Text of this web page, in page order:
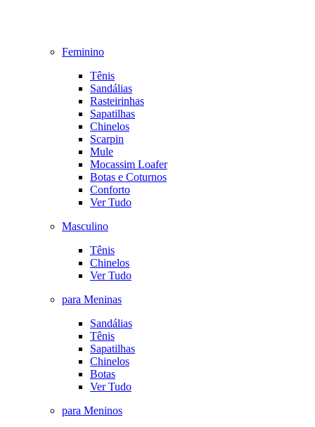
Feminino
Tênis
Sandálias
Rasteirinhas
Sapatilhas
Chinelos
Scarpin
Mule
Mocassim Loafer
Botas e Coturnos
Conforto
Ver Tudo
Masculino
Tênis
Chinelos
Ver Tudo
para Meninas
Sandálias
Tênis
Sapatilhas
Chinelos
Botas
Ver Tudo
para Meninos